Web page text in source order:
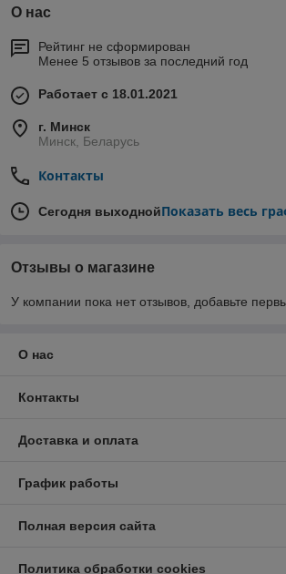
О нас
Рейтинг не сформирован
Менее 5 отзывов за последний год
Работает с 18.01.2021
г. Минск
Минск, Беларусь
Контакты
Сегодня выходнойПоказать весь
Отзывы о магазине
У компании пока нет отзывов, добавьте
О нас
Контакты
Доставка и оплата
График работы
Полная версия сайта
Политика обработки cookies